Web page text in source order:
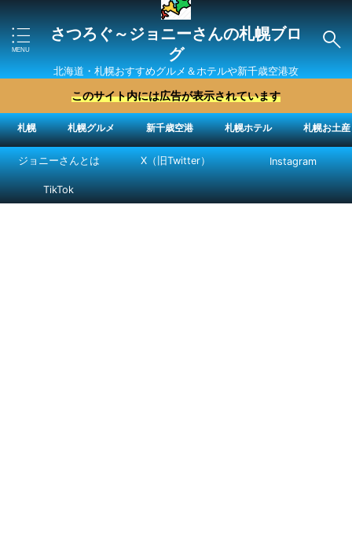
さつろぐ～ジョニーさんの札幌ブロ
グ
北海道・札幌おすすめグルメ＆ホテルや新千歳空港攻
略法を紹介 ″ジョニーさん“で検索
このサイト内には広告が表示されています
札幌 札幌グルメ 新千歳空港 札幌ホテル 札幌お土産
ジョニーさんとは X（旧Twitter） Instagram
TikTok